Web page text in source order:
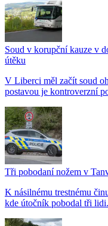
Soud v korupční kauze v
útěku
V Liberci měl začít soud
postavou je kontroverzní
Tři pobodaní nožem v
K násilnému trestnému
kde útočník pobodal tři